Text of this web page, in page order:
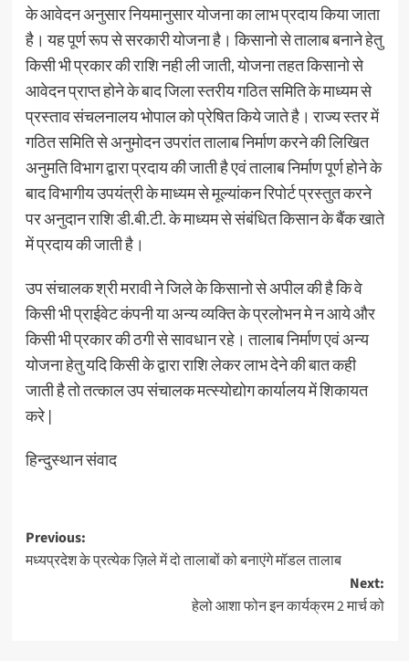
के आवेदन अनुसार नियमानुसार योजना का लाभ प्रदाय किया जाता
है। यह पूर्ण रूप से सरकारी योजना है। किसानो से तालाब बनाने हेतु
किसी भी प्रकार की राशि नही ली जाती, योजना तहत किसानो से
आवेदन प्राप्त होने के बाद जिला स्तरीय गठित समिति के माध्यम से
प्रस्ताव संचलनालय भोपाल को प्रेषित किये जाते है। राज्य स्तर में
गठित समिति से अनुमोदन उपरांत तालाब निर्माण करने की लिखित
अनुमति विभाग द्वारा प्रदाय की जाती है एवं तालाब निर्माण पूर्ण होने के
बाद विभागीय उपयंत्री के माध्यम से मूल्यांकन रिपोर्ट प्रस्तुत करने
पर अनुदान राशि डी.बी.टी. के माध्यम से संबंधित किसान के बैंक खाते
में प्रदाय की जाती है।
उप संचालक श्री मरावी ने जिले के किसानो से अपील की है कि वे
किसी भी प्राईवेट कंपनी या अन्य व्यक्ति के प्रलोभन मे न आये और
किसी भी प्रकार की ठगी से सावधान रहे। तालाब निर्माण एवं अन्य
योजना हेतु यदि किसी के द्वारा राशि लेकर लाभ देने की बात कही
जाती है तो तत्काल उप संचालक मत्स्योद्योग कार्यालय में शिकायत
करे |
हिन्दुस्थान संवाद
Post
navigation
Previous:
मध्यप्रदेश के प्रत्येक ज़िले में दो तालाबों को बनाएंगे मॉडल तालाब
Next:
हेलो आशा फोन इन कार्यक्रम 2 मार्च को